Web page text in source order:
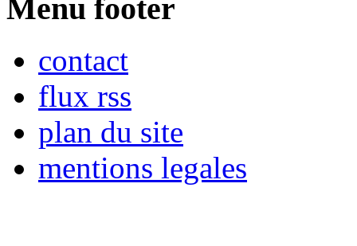
Menu footer
contact
flux rss
plan du site
mentions legales